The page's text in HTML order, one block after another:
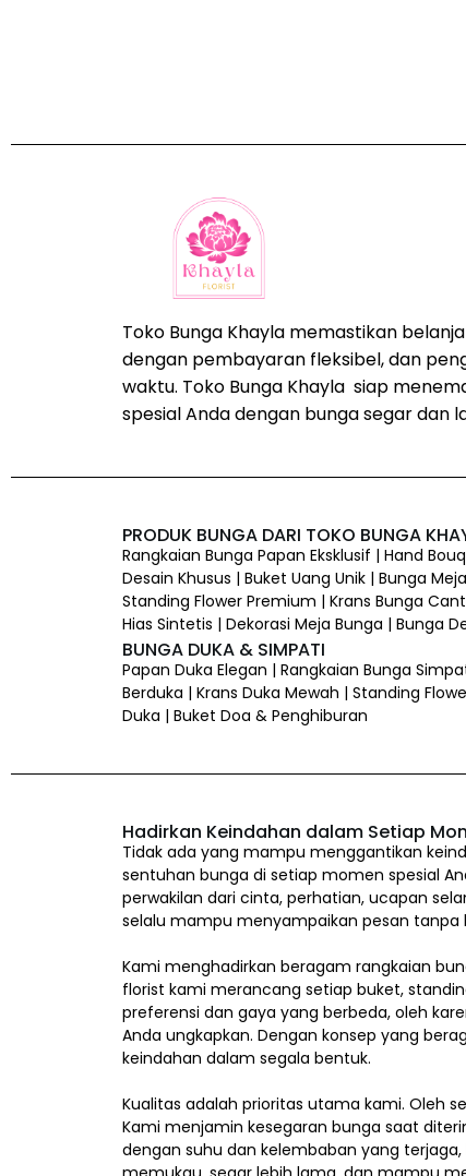
Toko Bunga Khayla memastikan
dengan pembayaran fleksibel, dan
waktu. Toko Bunga Khayla siap
spesial Anda dengan bunga segar dan
PRODUK BUNGA DARI TOKO BUNGA
Rangkaian Bunga Papan Eksklusif | Hand
Desain Khusus | Buket Uang Unik | Bunga
Standing Flower Premium | Krans Bunga
Hias Sintetis | Dekorasi Meja Bunga | Bunga
BUNGA DUKA & SIMPATI
Papan Duka Elegan | Rangkaian Bunga
Berduka | Krans Duka Mewah | Standing
Duka | Buket Doa & Penghiburan
Hadirkan Keindahan dalam Setiap
Tidak ada yang mampu menggantikan
sentuhan bunga di setiap momen spesial
perwakilan dari cinta, perhatian, ucapan
selalu mampu menyampaikan pesan
Kami menghadirkan beragam rangkaian
florist kami merancang setiap buket,
preferensi dan gaya yang berbeda, oleh
Anda ungkapkan. Dengan konsep yang
keindahan dalam segala bentuk.
Kualitas adalah prioritas utama kami. Oleh
Kami menjamin kesegaran bunga saat
dengan suhu dan kelembaban yang